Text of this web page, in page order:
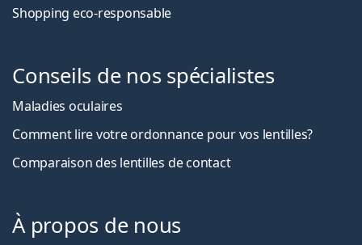
Shopping eco-responsable
Conseils de nos spécialistes
Maladies oculaires
Comment lire votre ordonnance pour vos lentilles?
Comparaison des lentilles de contact
À propos de nous